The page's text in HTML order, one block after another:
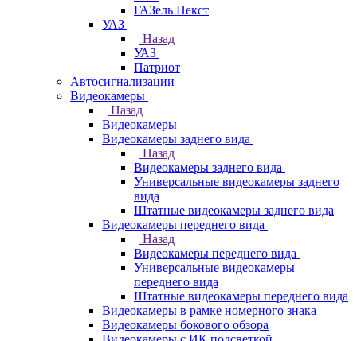
ГАЗель Некст
УАЗ
Назад
УАЗ
Патриот
Автосигнализации
Видеокамеры
Назад
Видеокамеры
Видеокамеры заднего вида
Назад
Видеокамеры заднего вида
Универсальные видеокамеры заднего
вида
Штатные видеокамеры заднего вида
Видеокамеры переднего вида
Назад
Видеокамеры переднего вида
Универсальные видеокамеры
переднего вида
Штатные видеокамеры переднего вида
Видеокамеры в рамке номерного знака
Видеокамеры бокового обзора